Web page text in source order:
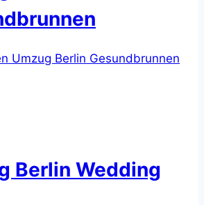
Umzug Berlin Gesundbrunnen
Berlin Wedding